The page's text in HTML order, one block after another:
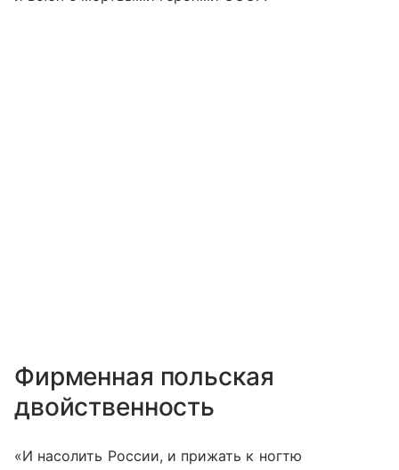
Фирменная польская
двойственность
«И насолить России, и прижать к ногтю